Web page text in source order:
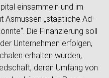
einsammeln und im
Asmussen „staatliche Ad-
Die Finanzierung soll
Unternehmen erfolgen,
erhalten würden,
deren Umfang von